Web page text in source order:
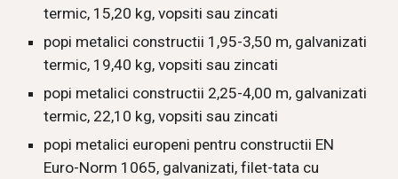
termic, 15,20 kg, vopsiti sau zincati
popi metalici constructii 1,95-3,50 m, galvanizati
termic, 19,40 kg, vopsiti sau zincati
popi metalici constructii 2,25-4,00 m, galvanizati
termic, 22,10 kg, vopsiti sau zincati
popi metalici europeni pentru constructii EN
Euro-Norm 1065, galvanizati, filet-tata cu